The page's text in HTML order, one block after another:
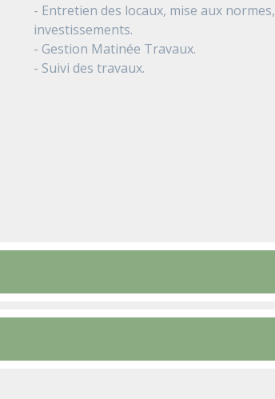
- Entretien des locaux, mise aux normes,
investissements.
- Gestion Matinée Travaux.
- Suivi des travaux.